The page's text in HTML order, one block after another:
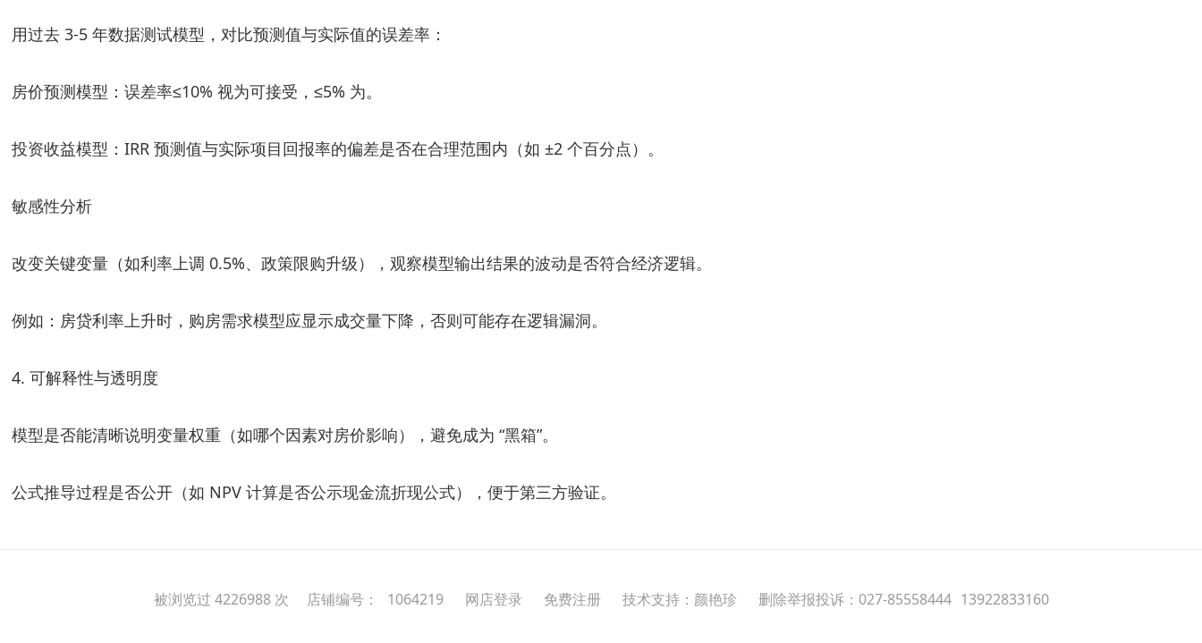
用过去 3-5 年数据测试模型，对比预测值与实际值的误差率：
房价预测模型：误差率≤10% 视为可接受，≤5% 为。
投资收益模型：IRR 预测值与实际项目回报率的偏差是否在合理范围内（如 ±2 个百分点）。
敏感性分析
改变关键变量（如利率上调 0.5%、政策限购升级），观察模型输出结果的波动是否符合经济逻辑。
例如：房贷利率上升时，购房需求模型应显示成交量下降，否则可能存在逻辑漏洞。
4. 可解释性与透明度
模型是否能清晰说明变量权重（如哪个因素对房价影响），避免成为 “黑箱”。
公式推导过程是否公开（如 NPV 计算是否公示现金流折现公式），便于第三方验证。
被浏览过 4226988 次 店铺编号： 1064219 网店登录 免费注册 技术支持：颜艳珍 删除举报投诉：027-85558444 13922833160